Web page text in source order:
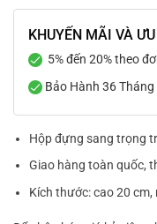
KHUYẾN MÃI VÀ
5% đến 20% theo
Bảo Hành 36 Tháng
Hộp đựng sang trọng
Giao hàng toàn quốc,
Kích thước: cao 20